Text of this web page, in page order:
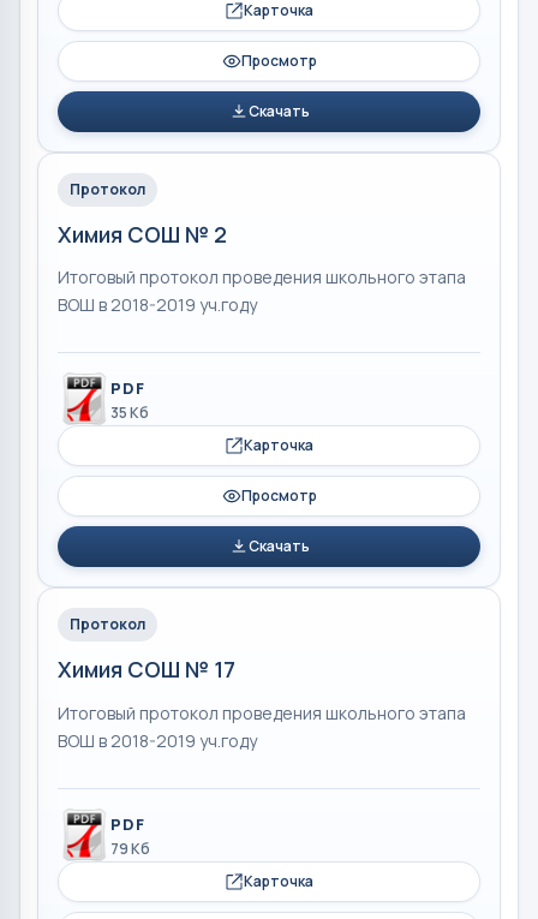
Карточка
Просмотр
Скачать
Протокол
Химия СОШ № 2
Итоговый протокол проведения школьного этапа
ВОШ в 2018-2019 уч.году
PDF
35 Кб
Карточка
Просмотр
Скачать
Протокол
Химия СОШ № 17
Итоговый протокол проведения школьного этапа
ВОШ в 2018-2019 уч.году
PDF
79 Кб
Карточка